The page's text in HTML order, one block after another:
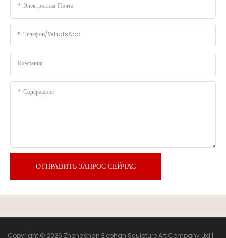
Электронная Почта
Телефон/WhatsApp
Компания
Содержание
ОТПРАВИТЬ ЗАПРОС СЕЙЧАС
Copyright © 2026 Zhongshan Elephan Sculpture Art Company Ltd |